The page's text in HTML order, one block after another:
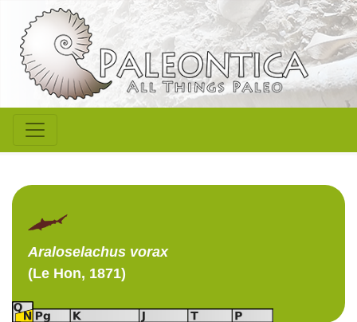
Araloselachus vorax
(Le Hon, 1871)